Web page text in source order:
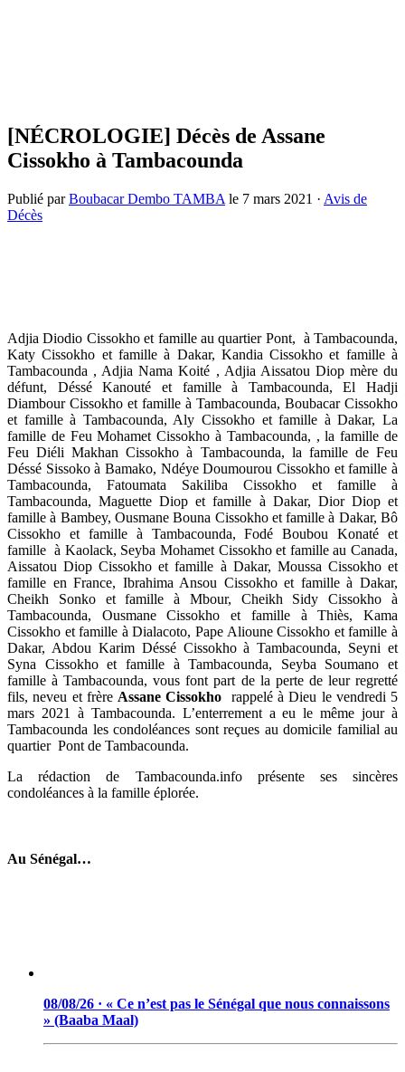
[NÉCROLOGIE] Décès de Assane
Cissokho à Tambacounda
Publié parBoubacar Dembo TAMBA le 7 mars 2021 · Avis de
Décès
Adjia Diodio Cissokho et famille au quartier Pont, à Tambacounda,
Katy Cissokho et famille à Dakar, Kandia Cissokho et famille à
Tambacounda , Adjia Nama Koité , Adjia Aissatou Diop mère du
défunt, Déssé Kanouté et famille à Tambacounda, El Hadji
Diambour Cissokho et famille à Tambacounda, Boubacar Cissokho
et famille à Tambacounda, Aly Cissokho et famille à Dakar, La
famille de Feu Mohamet Cissokho à Tambacounda, , la famille de
Feu Diéli Makhan Cissokho à Tambacounda, la famille de Feu
Déssé Sissoko à Bamako, Ndéye Doumourou Cissokho et famille à
Tambacounda, Fatoumata Sakiliba Cissokho et famille à
Tambacounda, Maguette Diop et famille à Dakar, Dior Diop et
famille à Bambey, Ousmane Bouna Cissokho et famille à Dakar, Bô
Cissokho et famille à Tambacounda, Fodé Boubou Konaté et
famille à Kaolack, Seyba Mohamet Cissokho et famille au Canada,
Aissatou Diop Cissokho et famille à Dakar, Moussa Cissokho et
famille en France, Ibrahima Ansou Cissokho et famille à Dakar,
Cheikh Sonko et famille à Mbour, Cheikh Sidy Cissokho à
Tambacounda, Ousmane Cissokho et famille à Thiès, Kama
Cissokho et famille à Dialacoto, Pape Alioune Cissokho et famille à
Dakar, Abdou Karim Déssé Cissokho à Tambacounda, Seyni et
Syna Cissokho et famille à Tambacounda, Seyba Soumano et
famille à Tambacounda, vous font part de la perte de leur regretté
fils, neveu et frère Assane Cissokho rappelé à Dieu le vendredi 5
mars 2021 à Tambacounda. L’enterrement a eu le même jour à
Tambacounda les condoléances sont reçues au domicile familial au
quartier Pont de Tambacounda.
La rédaction de Tambacounda.info présente ses sincères
condoléances à la famille éplorée.
Au Sénégal…
08/08/26 · « Ce n’est pas le Sénégal que nous connaissons
» (Baaba Maal)